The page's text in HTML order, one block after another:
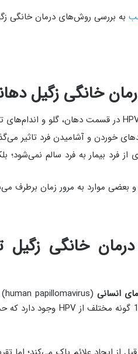
به بررسی روش‌های درمان خانگی
خانگی زگیل
خوردن و آشامیدن فرد تاثیر
از فرد بیمار به فرد سالم
بعضی موارد به مرور زمان برطرف
درمان خانگی زگیل
انسانی (human papillomavirus) است که شایع‌ترین